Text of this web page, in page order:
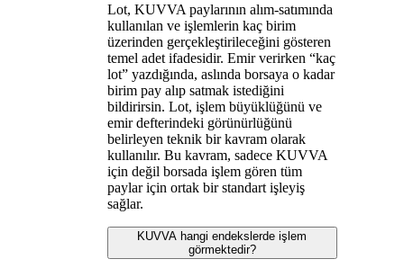
Lot, KUVVA paylarının alım-satımında
kullanılan ve işlemlerin kaç birim
üzerinden gerçekleştirileceğini gösteren
temel adet ifadesidir. Emir verirken “kaç
lot” yazdığında, aslında borsaya o kadar
birim pay alıp satmak istediğini
bildirirsin. Lot, işlem büyüklüğünü ve
emir defterindeki görünürlüğünü
belirleyen teknik bir kavram olarak
kullanılır. Bu kavram, sadece KUVVA
için değil borsada işlem gören tüm
paylar için ortak bir standart işleyiş
sağlar.
KUVVA hangi endekslerde işlem
görmektedir?